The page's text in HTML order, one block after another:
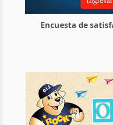
Encuesta de